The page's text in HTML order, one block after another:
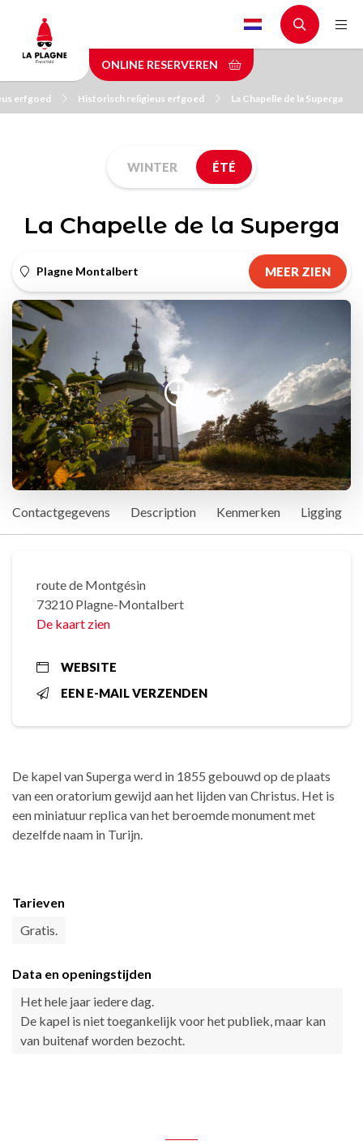
main
content
ONLINE RESERVEREN
erfgoed Historisch religieus erfgoed La Chapelle de la Superga
WINTER ÉTÉ
La Chapelle de la Superga
Plagne Montalbert MEER ZIEN
Contactgegevens Description Kenmerken Ligging
route de Montgésin
73210 Plagne-Montalbert
De kaart zien
WEBSITE
EEN E-MAIL VERZENDEN
De kapel van Superga werd in 1855 gebouwd op de plaats
van een oratorium gewijd aan het lijden van Christus. Het is
een miniatuur replica van het beroemde monument met
dezelfde naam in Turijn.
Tarieven
Gratis.
Data en openingstijden
Het hele jaar iedere dag.
De kapel is niet toegankelijk voor het publiek, maar kan
van buitenaf worden bezocht.